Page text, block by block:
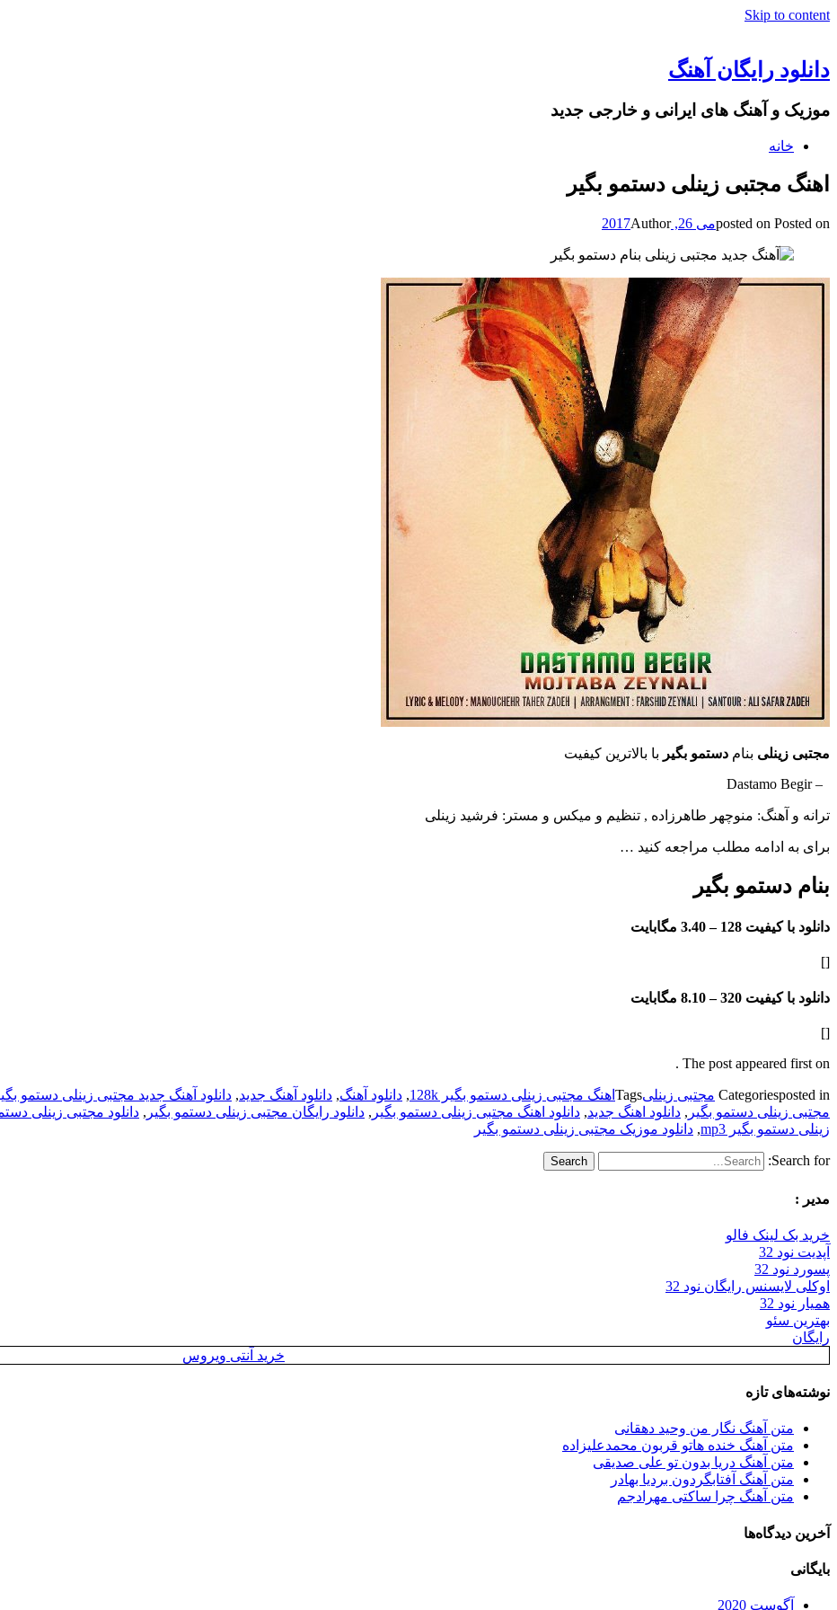
Skip to content
دانلود رایگان آهنگ
موزیک و آهنگ های ایرانی و خارجی جدید
خانه
اهنگ مجتبی زینلی دستمو بگیر
posted on Posted on می 26, 2017 Author
مجتبی زینلی بنام دستمو بگیر با بالاترین کیفیت
– Dastamo Begir
ترانه و آهنگ: منوچهر طاهرزاده , تنظیم و میکس و مستر: فرشید زینلی
برای به ادامه مطلب مراجعه کنید …
بنام دستمو بگیر
دانلود با کیفیت 128 – 3.40 مگابایت
[]
دانلود با کیفیت 320 – 8.10 مگابایت
[]
The post appeared first on .
Categoriesposted in مجتبی زینلیTags اهنگ مجتبی زینلی دستمو بگیر 128k , دانلود آهنگ, دانلود آهنگ جدید, دانلود آهنگ جدید مجتبی زینلی دستمو
مجتبی زینلی دستمو بگیر , دانلود اهنگ جدید, دانلود اهنگ مجتبی زینلی دستمو بگیر , دانلود رایگان مجتبی زینلی دستمو بگیر , دانلود مجتبی زینلی
زینلی دستمو بگیر mp3
, دانلود موزیک مجتبی زینلی دستمو بگیر
Search for:
مدیر :
خرید بک لینک فالو
آپدیت نود 32
پسورد نود 32
اوکلی لایسنس رایگان نود 32
همیار نود 32
بهترین سئو
رایگان
خرید آنتی ویروس
نوشته‌های تازه
متن آهنگ نگار من وحید دهقانی
متن آهنگ خنده هاتو قربون محمدعلیزاده
متن آهنگ دریا بدون تو علی صدیقی
متن آهنگ آفتابگردون بردیا بهادر
متن آهنگ چرا ساکتی مهرادجم
آخرین دیدگاه‌ها
بایگانی
آگوست 2020